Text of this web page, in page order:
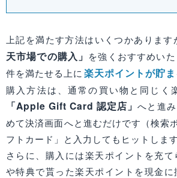
上記を満たす方法はいくつかあります
天市場での購入」 を強くおすすめい
件を満たせる上に 楽天ポイントが貯
購入方法は、通常の買い物と同じく
「Apple Gift Card 認定店」へと進
めて決済画面へと進むだけです（検索
フトカード」と入力してもヒットします
さらに、購入には楽天ポイントを充
や特典で貰った楽天ポイントを現金に